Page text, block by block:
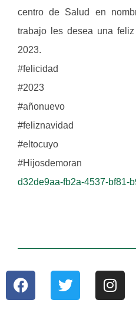
centro de Salud en
trabajo les desea una
2023.
#felicidad
#2023
#añonuevo
#feliznavidad
#eltocuyo
#Hijosdemoran
d32de9aa-fb2a-4537-bf81-